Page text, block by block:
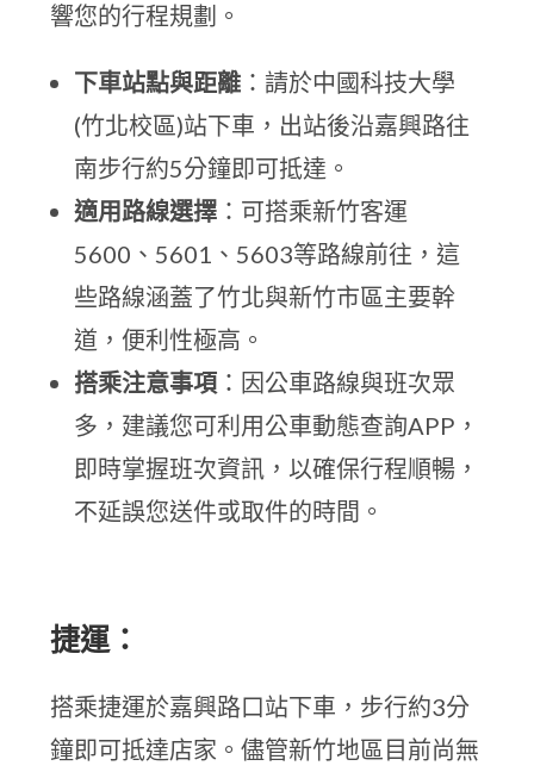
響您的行程規劃。
下車站點與距離 ：請於中國科技大學
(竹北校區)站下車，出站後沿嘉興路往
南步行約5分鐘即可抵達。
適用路線選擇 ：可搭乘新竹客運
5600、5601、5603等路線前往，這
些路線涵蓋了竹北與新竹市區主要幹
道，便利性極高。
搭乘注意事項 ：因公車路線與班次眾
多，建議您可利用公車動態查詢APP，
即時掌握班次資訊，以確保行程順暢，
不延誤您送件或取件的時間。
捷運：
搭乘捷運於嘉興路口站下車，步行約3分
鐘即可抵達店家。儘管新竹地區目前尚無